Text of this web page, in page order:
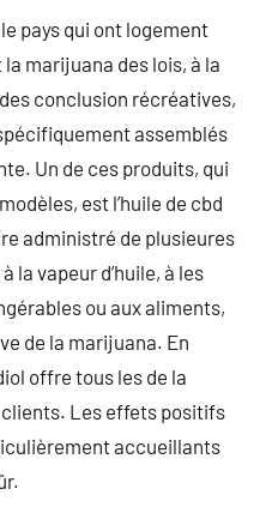
pays qui ont logement
marijuana des lois, à la
conclusion récréatives,
assemblés
Un de ces produits, qui
est l’huile de cbd
administré de plusieures
la vapeur d’huile, à les
ou aux aliments,
de la marijuana. En
offre tous les de la
Les effets positifs
accueillants